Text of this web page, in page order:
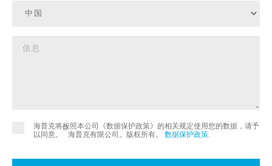
海普克将按照本公司《数据保护政策》的相关规定使用您的数据，请予
以同意。
©
海普克有限公司。版权所有。 数据保护政策.